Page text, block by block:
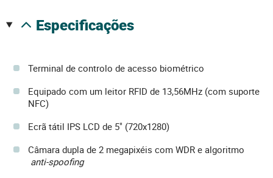
especificações
Terminal de controlo de acesso biométrico
Equipado com um leitor RFID de 13,56MHz (com suporte
NFC)
Ecrã tátil IPS LCD de 5" (720x1280)
Câmara dupla de 2 megapixéis com WDR e algoritmo
anti-spoofing